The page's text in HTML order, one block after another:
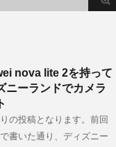
nova lite 2を持って
ニーランドでカメラ
の投稿となります。前回
書いた通り、ディズニー